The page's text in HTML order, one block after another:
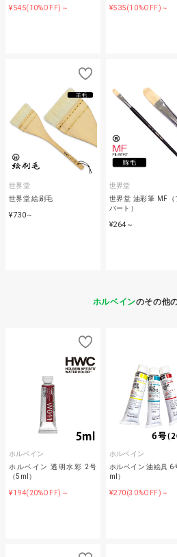
¥545(10%OFF)～ ¥535(10%OFF)～
世界堂
世界堂 絵刷毛
¥730～
世界堂
世界堂 油彩筆 MF（
バート）
¥264 ～
ホルベインのその他
ホルベイン
ホルベイン 透明水彩 2号
（5ml）
¥194(20%OFF)～
ホルベイン
ホルベイン 油絵具 6
ml）
¥270(30%OFF)～